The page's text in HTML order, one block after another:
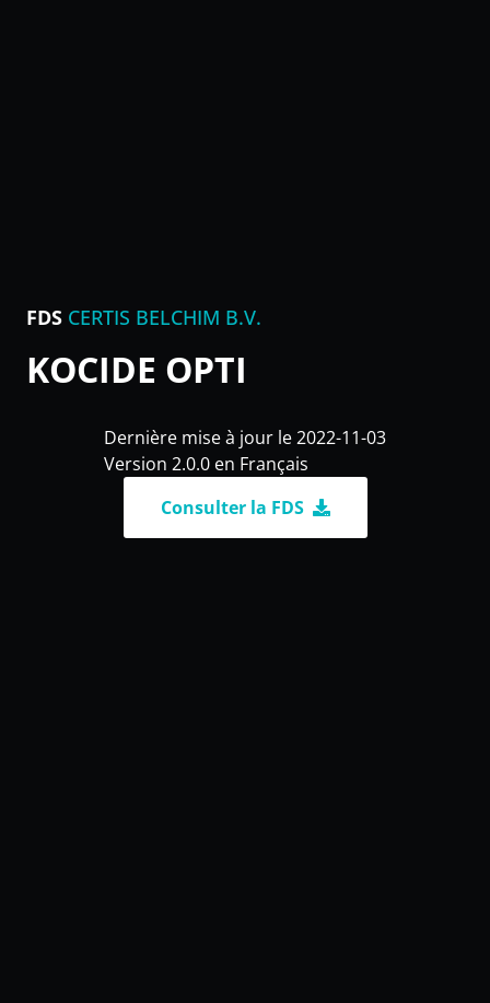
KOCIDE OPTI
FDS CERTIS BELCHIM B.V.
Dernière mise à jour le 2022-11-03
Version 2.0.0 en Français
Consulter la FDS